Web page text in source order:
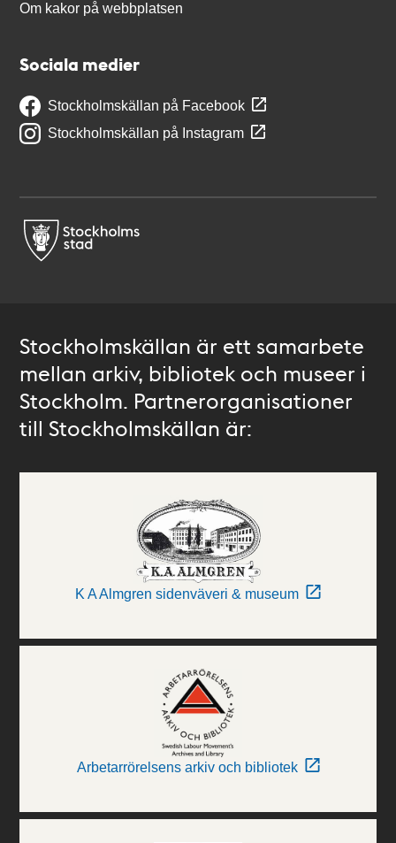
Om kakor på webbplatsen
Sociala medier
Stockholmskällan på Facebook
Stockholmskällan på Instagram
Stockholmskällan är ett samarbete
mellan arkiv, bibliotek och museer i
Stockholm. Partnerorganisationer
till Stockholmskällan är:
K A Almgren sidenväveri & museum
Arbetarrörelsens arkiv och bibliotek